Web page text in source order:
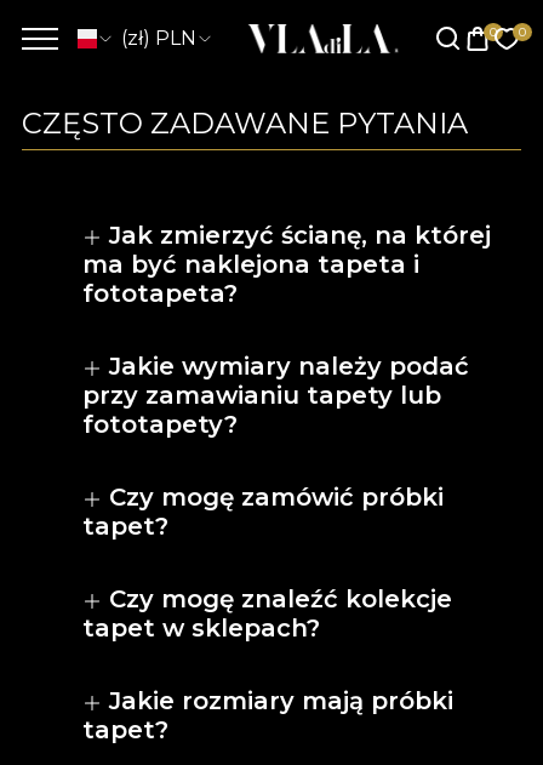
(zł) PLN
CZĘSTO ZADAWANE PYTANIA
Jak zmierzyć ścianę, na której
ma być naklejona tapeta i
fototapeta?
Jakie wymiary należy podać
przy zamawianiu tapety lub
fototapety?
Czy mogę zamówić próbki
tapet?
Czy mogę znaleźć kolekcje
tapet w sklepach?
Jakie rozmiary mają próbki
tapet?